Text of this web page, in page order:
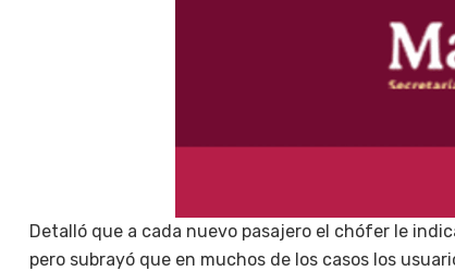
Detalló que a cada nuevo pasajero el chófer le
pero subrayó que en muchos de los casos los